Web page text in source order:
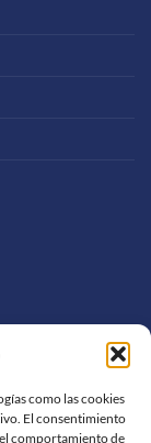
como las cookies
El consentimiento
comportamiento de